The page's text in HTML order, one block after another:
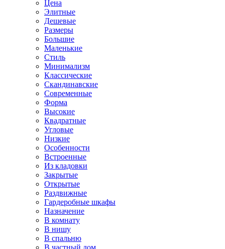
Цена
Элитные
Дешевые
Размеры
Большие
Маленькие
Стиль
Минимализм
Классические
Скандинавские
Современные
Форма
Высокие
Квадратные
Угловые
Низкие
Особенности
Встроенные
Из кладовки
Закрытые
Открытые
Раздвижные
Гардеробные шкафы
Назначение
В комнату
В нишу
В спальню
В частный дом